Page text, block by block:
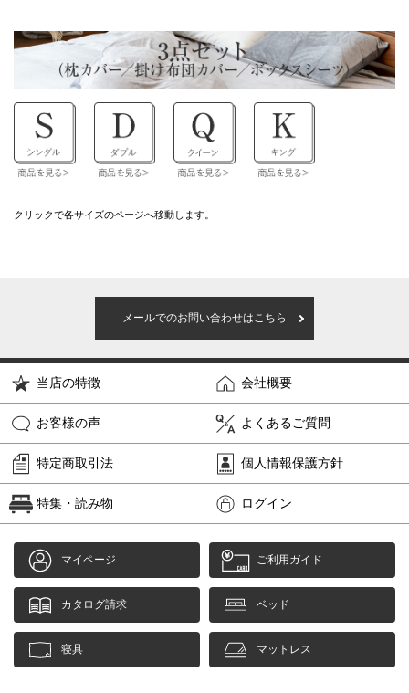
クリックで各サイズのページへ移動します。
メールでのお問い合わせはこちら
当店の特徴 会社概要
お客様の声 よくあるご質問
特定商取引法 個人情報保護方針
特集・読み物 ログイン
マイページ ご利用ガイド
カタログ請求 ベッド
寝具 マットレス